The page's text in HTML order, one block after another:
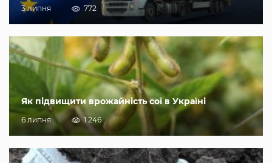
3 липня 772
Як підвищити врожайність сої в Україні
6 липня 1 246